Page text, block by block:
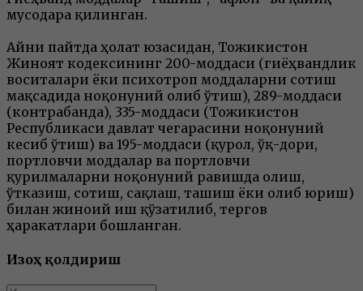
мусодара қилинган.
Айни пайтда ҳолат юзасидан, Тожикистон
Жиноят кодексининг 200-моддаси (гиёҳвандлик
воситалари ёки психотроп моддаларни сотиш
мақсадида ноқонуний олиб ўтиш), 289-моддаси
(контрабанда), 335-моддаси (Тожикистон
Республикаси давлат чегарасини ноқонуний
кесиб ўтиш) ва 195-моддаси (қурол, ўқ-дори,
портловчи моддалар ва портловчи
қурилмаларни ноқонуний равишда олиш,
ўтказиш, сотиш, сақлаш, ташиш ёки олиб юриш)
билан жиноий иш қўзғатилиб, тергов
ҳаракатлари бошланган.
Изоҳ қолдириш